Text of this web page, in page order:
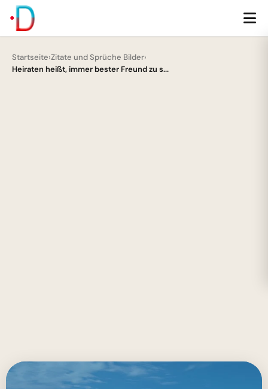
Startseite›Zitate und Sprüche Bilder›
Heiraten heißt, immer bester Freund zu s...